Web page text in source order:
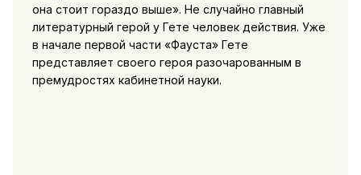
она стоит гораздо выше». Не случайно главный
литературный герой у Гете человек действия. Уже
в начале первой части «Фауста» Гете
представляет своего героя разочарованным в
премудростях кабинетной науки.